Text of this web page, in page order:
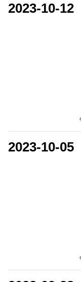
2023-10-12
2023-10-05